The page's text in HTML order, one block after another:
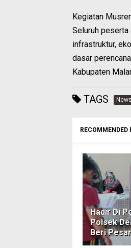
Kegiatan
Seluruh
infrastruktur,
dasar
Kabupaten
TAGS News
RECOMMENDED
Hadir Di
Polsek
Beri